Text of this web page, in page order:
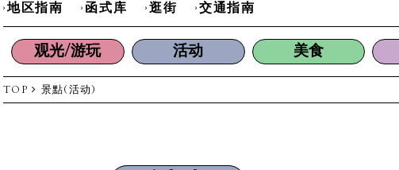
地区指南 函式库 逛街 交通指南
观光/游玩 活动 美食
TOP 景點(活动)